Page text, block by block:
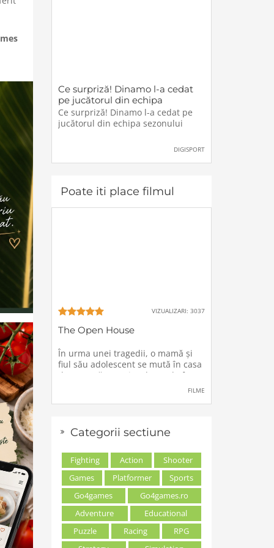
Ce surpriză! Dinamo l-a cedat
pe jucătorul din echipa
sezonului
Ce surpriză! Dinamo l-a cedat pe
jucătorul din echipa sezonului
DIGISPORT
Poate iti place filmul
VIZUALIZARI: 3037
The Open House
În urma unei tragedii, o mamă şi
fiul său adolescent se mută în casa
de vacanţă a unei rude, unde forţe
FILME
Categorii sectiune
Fighting Action
Shooter
Games
Platformer
Sports
Go4games
Go4games.ro
Adventure
Educational
Puzzle
Racing
RPG